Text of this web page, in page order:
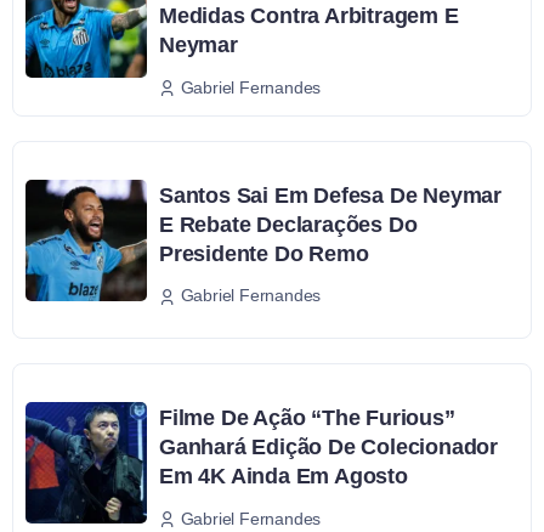
Medidas Contra Arbitragem E
Neymar
Gabriel Fernandes
Santos Sai Em Defesa De Neymar
E Rebate Declarações Do
Presidente Do Remo
Gabriel Fernandes
Filme De Ação “The Furious”
Ganhará Edição De Colecionador
Em 4K Ainda Em Agosto
Gabriel Fernandes